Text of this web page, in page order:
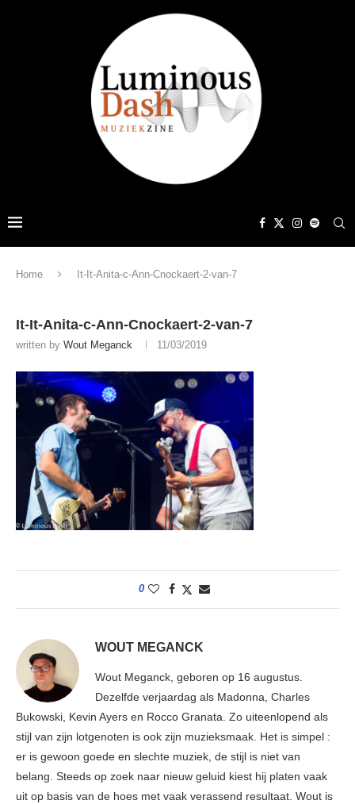
Home It-It-Anita-c-Ann-Cnockaert-2-van-7
It-It-Anita-c-Ann-Cnockaert-2-van-7
written by Wout Meganck 11/03/2019
0
WOUT MEGANCK
Wout Meganck, geboren op 16 augustus.
Dezelfde verjaardag als Madonna, Charles
Bukowski, Kevin Ayers en Rocco Granata. Zo uiteenlopend als
stijl van zijn lotgenoten is ook zijn muzieksmaak. Het is simpel :
er is gewoon goede en slechte muziek, de stijl is niet van
belang. Steeds op zoek naar nieuw geluid kiest hij platen vaak
uit op basis van de hoes met vaak verassend resultaat. Wout is